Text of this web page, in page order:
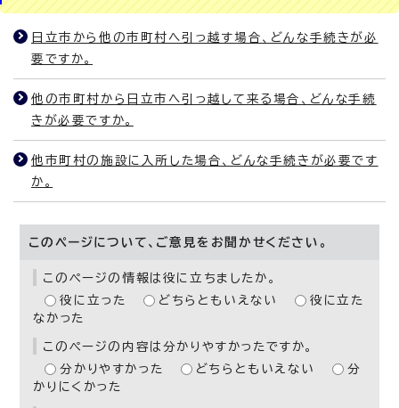
日立市から他の市町村へ引っ越す場合、どんな手続きが必
要ですか。
他の市町村から日立市へ引っ越して来る場合、どんな手続
きが必要ですか。
他市町村の施設に入所した場合、どんな手続きが必要です
か。
このページについて、ご意見をお聞かせください。
このページの情報は役に立ちましたか。
役に立った
どちらともいえない
役に立た
なかった
このページの内容は分かりやすかったですか。
分かりやすかった
どちらともいえない
分
かりにくかった